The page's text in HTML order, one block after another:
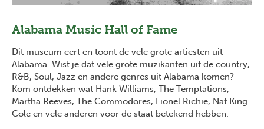
Alabama Music Hall of Fame
Dit museum eert en toont de vele grote artiesten uit
Alabama. Wist je dat vele grote muzikanten uit de country,
R&B, Soul, Jazz en andere genres uit Alabama komen?
Kom ontdekken wat Hank Williams, The Temptations,
Martha Reeves, The Commodores, Lionel Richie, Nat King
Cole en vele anderen voor de staat betekend hebben.